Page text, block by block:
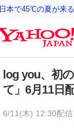
日本で45℃の夏が来
log you、初
て」6月11日
6/11(木) 12:30配信